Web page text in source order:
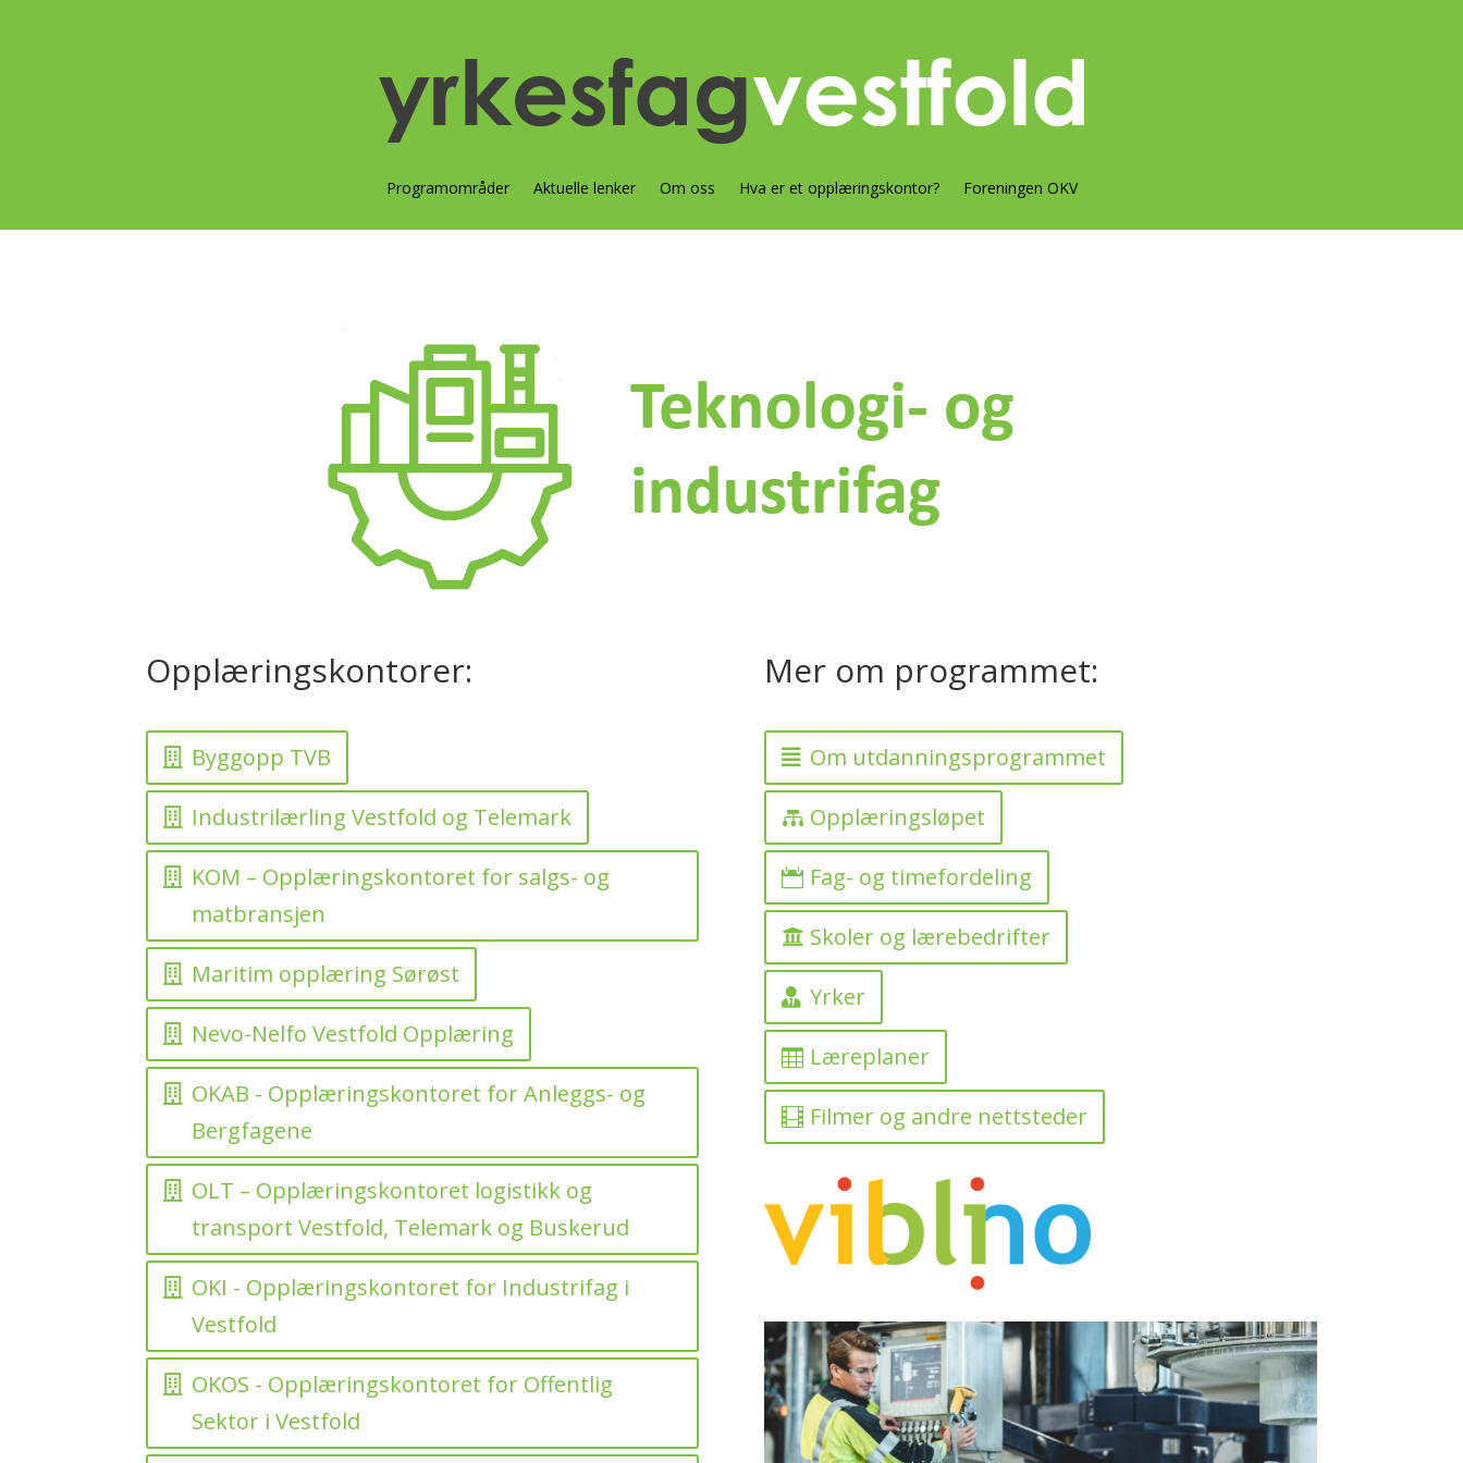
Programområder Aktuelle lenker Om oss Hva er et opplæringskontor? Foreningen OKV
Opplæringskontorer:
Byggopp TVB
Industrilærling Vestfold og Telemark
KOM – Opplæringskontoret for salgs- og
matbransjen
Maritim opplæring Sørøst
Nevo-Nelfo Vestfold Opplæring
OKAB - Opplæringskontoret for Anleggs- og
Bergfagene
OLT – Opplæringskontoret logistikk og
transport Vestfold, Telemark og Buskerud
OKI - Opplæringskontoret for Industrifag i
Vestfold
OKOS - Opplæringskontoret for Offentlig
Sektor i Vestfold
Mer om programmet:
Om utdanningsprogrammet
Opplæringsløpet
Fag- og timefordeling
Skoler og lærebedrifter
Yrker
Læreplaner
Filmer og andre nettsteder